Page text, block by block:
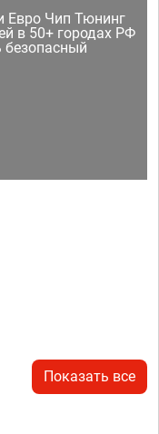
Евро Чип Тюнинг
в 50+ городах РФ
безопасный
Показать все